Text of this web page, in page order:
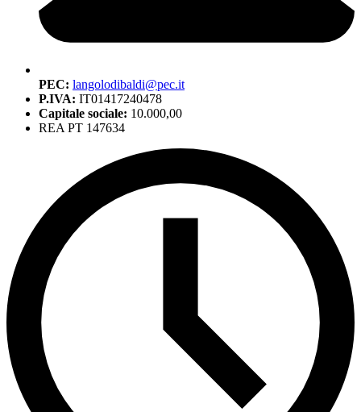
PEC: langolodibaldi@pec.it
P.IVA: IT01417240478
Capitale sociale: 10.000,00
REA PT 147634